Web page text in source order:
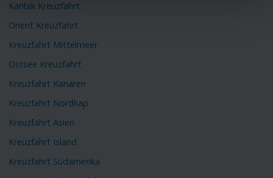
Karibik Kreuzfahrt
Orient Kreuzfahrt
Kreuzfahrt Mittelmeer
Ostsee Kreuzfahrt
Kreuzfahrt Kanaren
Kreuzfahrt Nordkap
Kreuzfahrt Asien
Kreuzfahrt Island
Kreuzfahrt Südamerika